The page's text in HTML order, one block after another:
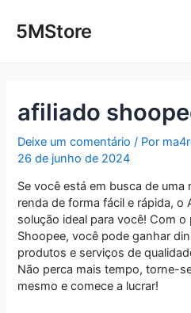
para5MStore
afiliado
Deixe um comentário / Por
26 de junho de 2024
Se você está em busca de uma
renda de forma fácil e rápida, o
solução ideal para você! Com
Shoopee, você pode ganhar
produtos e serviços de
Não perca mais tempo, torne-
mesmo e comece a lucrar!
navigation